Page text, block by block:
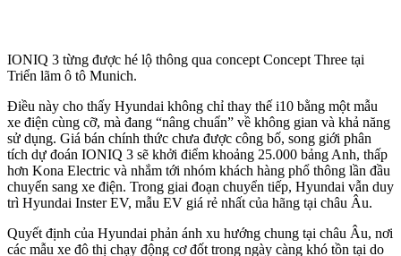
IONIQ 3 từng được hé lộ thông qua concept Concept Three tại
Triển lãm ô tô Munich.
Điều này cho thấy Hyundai không chỉ thay thế i10 bằng một mẫu
xe điện cùng cỡ, mà đang “nâng chuẩn” về không gian và khả năng
sử dụng. Giá bán chính thức chưa được công bố, song giới phân
tích dự đoán IONIQ 3 sẽ khởi điểm khoảng 25.000 bảng Anh, thấp
hơn Kona Electric và nhắm tới nhóm khách hàng phổ thông lần đầu
chuyển sang xe điện. Trong giai đoạn chuyển tiếp, Hyundai vẫn duy
trì Hyundai Inster EV, mẫu EV giá rẻ nhất của hãng tại châu Âu.
Quyết định của Hyundai phản ánh xu hướng chung tại châu Âu, nơi
các mẫu xe đô thị chạy động cơ đốt trong ngày càng khó tồn tại do